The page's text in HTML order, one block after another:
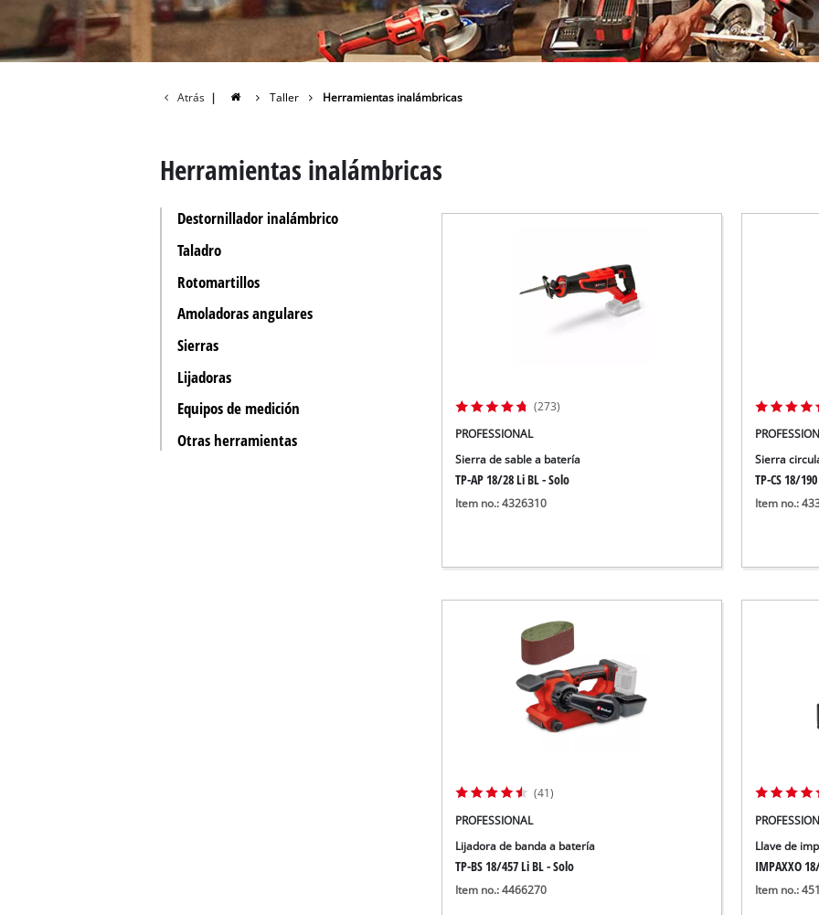
Todos los productos Power X-Change
Herramientas Power X-Change
Aspiradoras de húmedo/seco
Atrás | Taller Herramientas inalámbricas
Herramientas inalámbricas
Destornillador inalámbrico
Taladro
Rotomartillos
Amoladoras angulares
Sierras
Lijadoras
Equipos de medición
Otras herramientas
(273)
PROFESSIONAL
Sierra de sable a batería
TP-AP 18/28 Li BL - Solo
Item no.: 4326310
Sierra
TP-CS 18/
Item no.:
(41)
PROFESSIONAL
Lijadora de banda a batería
TP-BS 18/457 Li BL - Solo
Item no.: 4466270
Llave de
IMPAXXO
Item no.: